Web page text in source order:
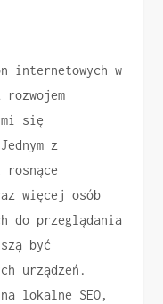
internetowych w
się
z
więcej osób
do przeglądania
być
urządzeń.
lokalne SEO,